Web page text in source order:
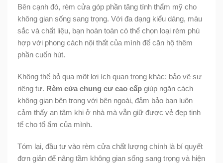
Bên cạnh đó, rèm cửa góp phần tăng tính thẩm mỹ cho
không gian sống sang trọng. Với đa dạng kiểu dáng, màu
sắc và chất liệu, bạn hoàn toàn có thể chọn loại rèm phù
hợp với phong cách nội thất của mình để căn hộ thêm
phần cuốn hút.
Không thể bỏ qua một lợi ích quan trọng khác: bảo vệ sự
riêng tư. Rèm cửa chung cư cao cấp giúp ngăn cách
không gian bên trong với bên ngoài, đảm bảo bạn luôn
cảm thấy an tâm khi ở nhà mà vẫn giữ được vẻ đẹp tinh
tế cho tổ ấm của mình.
Tóm lại, đầu tư vào rèm cửa chất lượng chính là bí quyết
đơn giản để nâng tầm không gian sống sang trọng và hiện